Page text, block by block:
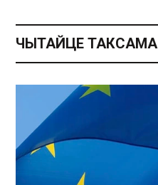
ЧЫТАЙЦЕ ТАКСАМА